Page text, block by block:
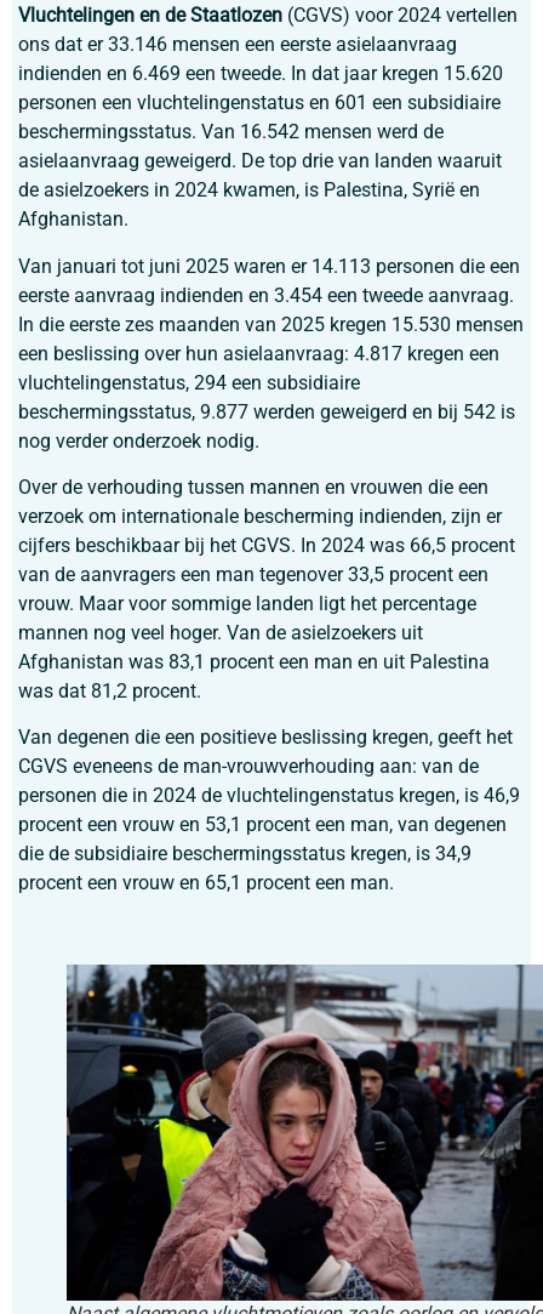
Vluchtelingen en de Staatlozen (CGVS) voor 2024 vertellen
ons dat er 33.146 mensen een eerste asielaanvraag
indienden en 6.469 een tweede. In dat jaar kregen 15.620
personen een vluchtelingenstatus en 601 een subsidiaire
beschermingsstatus. Van 16.542 mensen werd de
asielaanvraag geweigerd. De top drie van landen waaruit
de asielzoekers in 2024 kwamen, is Palestina, Syrië en
Afghanistan.
Van januari tot juni 2025 waren er 14.113 personen die een
eerste aanvraag indienden en 3.454 een tweede aanvraag.
In die eerste zes maanden van 2025 kregen 15.530 mensen
een beslissing over hun asielaanvraag: 4.817 kregen een
vluchtelingenstatus, 294 een subsidiaire
beschermingsstatus, 9.877 werden geweigerd en bij 542 is
nog verder onderzoek nodig.
Over de verhouding tussen mannen en vrouwen die een
verzoek om internationale bescherming indienden, zijn er
cijfers beschikbaar bij het CGVS. In 2024 was 66,5 procent
van de aanvragers een man tegenover 33,5 procent een
vrouw. Maar voor sommige landen ligt het percentage
mannen nog veel hoger. Van de asielzoekers uit
Afghanistan was 83,1 procent een man en uit Palestina
was dat 81,2 procent.
Van degenen die een positieve beslissing kregen, geeft het
CGVS eveneens de man-vrouwverhouding aan: van de
personen die in 2024 de vluchtelingenstatus kregen, is 46,9
procent een vrouw en 53,1 procent een man, van degenen
die de subsidiaire beschermingsstatus kregen, is 34,9
procent een vrouw en 65,1 procent een man.